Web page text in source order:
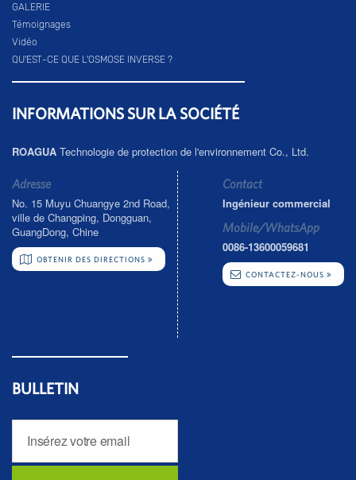
GALERIE
Témoignages
Vidéo
QU'EST-CE QUE L'OSMOSE INVERSE ?
INFORMATIONS SUR LA SOCIÉTÉ
ROAGUA Technologie de protection de l'environnement Co., Ltd.
Adresse
No. 15 Muyu Chuangye 2nd Road,
ville de Changping, Dongguan,
GuangDong, Chine
OBTENIR DES DIRECTIONS
Contact
Ingénieur commercial
Mobile/WhatsApp
0086-13600059681
CONTACTEZ-NOUS
BULLETIN